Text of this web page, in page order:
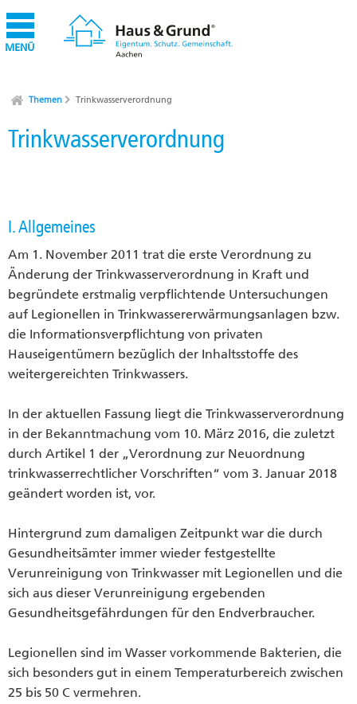
MENÜ
Themen Trinkwasserverordnung
Trinkwasserverordnung
I. Allgemeines
Am 1. November 2011 trat die erste Verordnung zu
Änderung der Trinkwasserverordnung in Kraft und
begründete erstmalig verpflichtende Untersuchungen
auf Legionellen in Trinkwassererwärmungsanlagen bzw.
die Informationsverpflichtung von privaten
Hauseigentümern bezüglich der Inhaltsstoffe des
weitergereichten Trinkwassers.
In der aktuellen Fassung liegt die Trinkwasserverordnung
in der Bekanntmachung vom 10. März 2016, die zuletzt
durch Artikel 1 der „Verordnung zur Neuordnung
trinkwasserrechtlicher Vorschriften“ vom 3. Januar 2018
geändert worden ist, vor.
Hintergrund zum damaligen Zeitpunkt war die durch
Gesundheitsämter immer wieder festgestellte
Verunreinigung von Trinkwasser mit Legionellen und die
sich aus dieser Verunreinigung ergebenden
Gesundheitsgefährdungen für den Endverbraucher.
Legionellen sind im Wasser vorkommende Bakterien, die
sich besonders gut in einem Temperaturbereich zwischen
25 bis 50 C vermehren.